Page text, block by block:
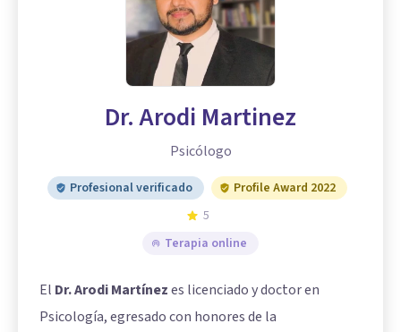
Dr. Arodi Martinez
Psicólogo
Profesional verificado
Profile Award 2022
5
Terapia online
El Dr. Arodi Martínezes licenciado y doctor en
Psicología, egresado con honores de la